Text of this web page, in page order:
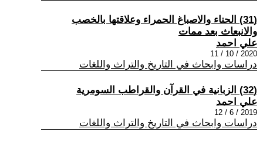
(31) الحناء والاصباغ الحمراء وعلاقتها بالخصب
والانبعاث بعد ممات
علي احمد
2020 / 10 / 11
دراسات وابحاث في التاريخ والتراث واللغات
(32) الزبانية في القرآن والقراطب السومرية
علي احمد
2019 / 6 / 12
دراسات وابحاث في التاريخ والتراث واللغات